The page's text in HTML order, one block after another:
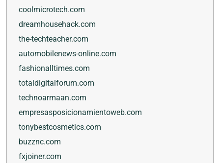
coolmicrotech.com
dreamhousehack.com
the-techteacher.com
automobilenews-online.com
fashionalltimes.com
totaldigitalforum.com
technoarmaan.com
empresasposicionamientoweb.com
tonybestcosmetics.com
buzznc.com
fxjoiner.com